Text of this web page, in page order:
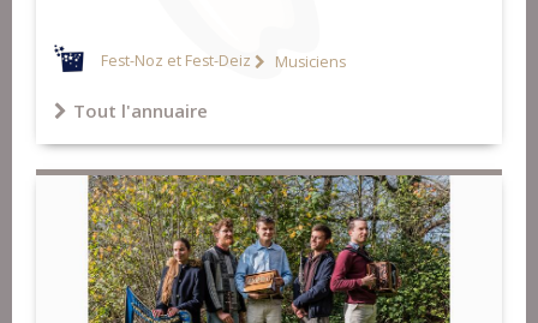
Fest-Noz et Fest-Deiz Musiciens
Tout l'annuaire